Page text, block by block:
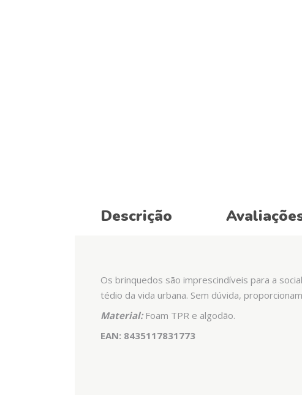
Descrição
Os brinquedos são imprescindíveis para a
tédio da vida urbana. Sem dúvida,
Material:Foam TPR e algodão.
EAN: 8435117831773